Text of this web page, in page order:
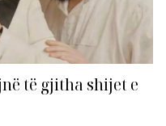
të gjitha shijet e